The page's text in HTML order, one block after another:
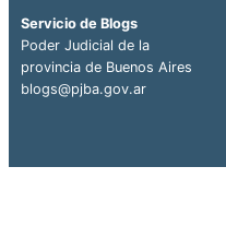
Servicio de Blogs
Poder Judicial de la
provincia de Buenos Aires
blogs@pjba.gov.ar